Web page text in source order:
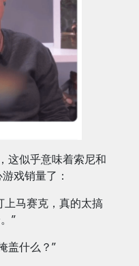
这似乎意味着索尼和
戏销量了：
上马赛克，真的太搞
”
盖什么？”